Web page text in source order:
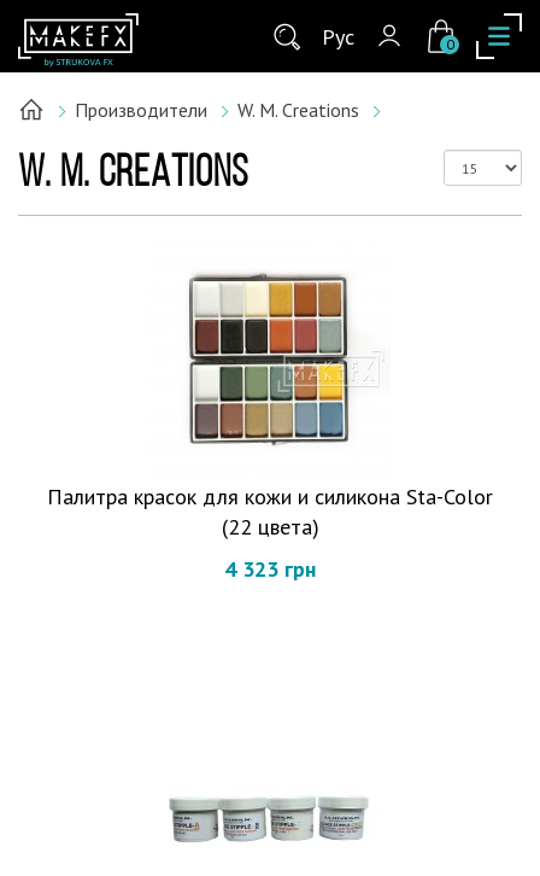
Рус 0
Производители W. M. Creations
W. M. CREATIONS
Палитра красок для кожи и силикона Sta-Color
(22 цвета)
4 323 грн